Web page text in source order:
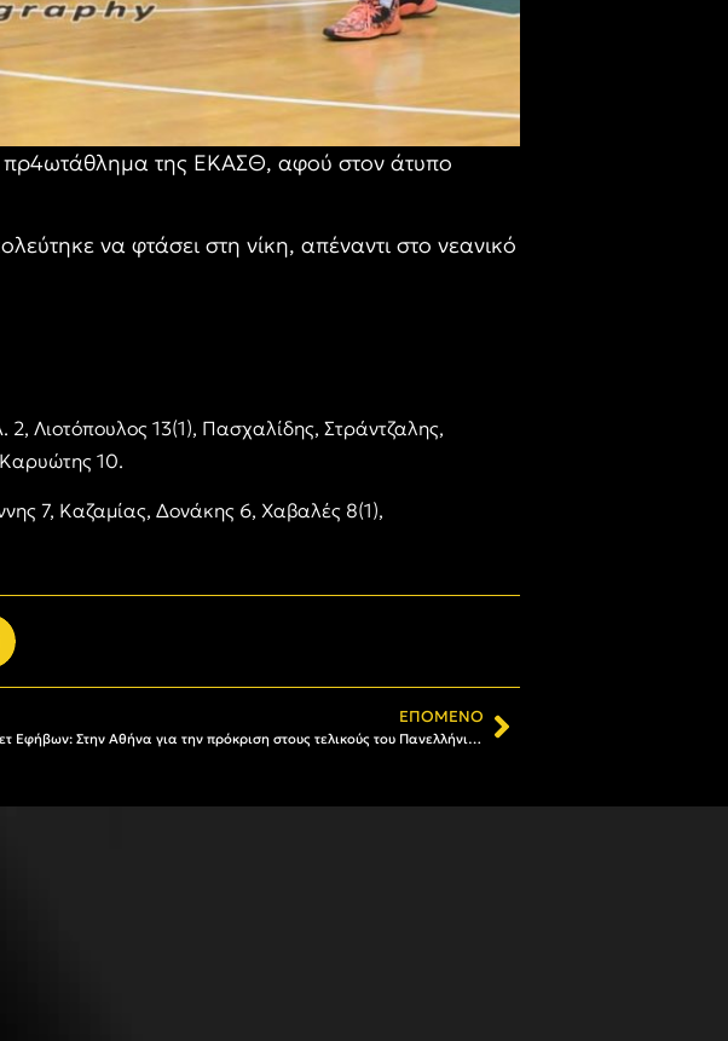
της ΕΚΑΣΘ, αφού στον άτυπο
να φτάσει στη νίκη, απέναντι στο νεανικό
Λιοτόπουλος 13(1), Πασχαλίδης, Στράντζαλης,
10.
7, Καζαμίας, Δονάκης 6, Χαβαλές 8(1),
ΕΠΌΜΕΝΟ
Μπάσκετ Εφήβων: Στην Αθήνα για την πρόκριση στους τελικούς του Πανελλήνιου Πρωταθλήματος ο ΑΡΗΣ